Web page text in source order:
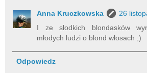
Anna Kruczkowska
26
I ze słodkich blondasków
młodych ludzi o blond włosach ;)
Odpowiedz